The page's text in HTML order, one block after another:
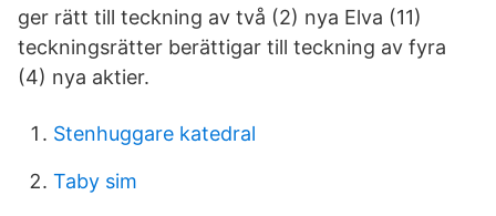
ger rätt till teckning av två (2) nya Elva (11)
teckningsrätter berättigar till teckning av fyra
(4) nya aktier.
Stenhuggare katedral
Taby sim